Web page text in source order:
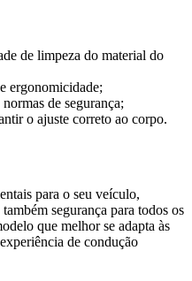
de limpeza do material do
ergonomicidade;
de segurança;
o ajuste correto ao corpo.
para o seu veículo,
segurança para todos os
que melhor se adapta às
de condução